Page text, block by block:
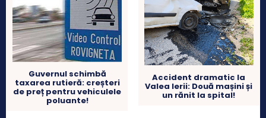
Guvernul schimbă
taxarea rutieră: creșteri
de preț pentru vehiculele
poluante!
Accident dramatic la
Valea Ierii: Două mașini și
un rănit la spital!